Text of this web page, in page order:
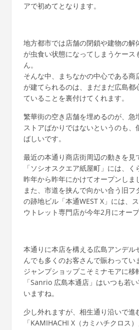
アで初めてとなります。
地方都市では店舗の閉鎖や建物の解
が虫食い状態になってしまうケース
ん。
そんな中、まちなかの中心である商
が建てられるのは、まだまだ広島都
ていることを裏付けてくれます。
繁華街の空き店舗を埋めるのが、急
ストアばかりではないというのも、
ばしいです。
最近の本通り商店街周辺の動きを見
「ソシオスクエア紙屋町」には、
昨年から昨年にかけてオープンしま
また、市道を挟んで向かい合う旧フ
の跡地ビル「本通WEST X」には、
ウトレット専門店が今年2月にオー
本通りに本店を構える広島アンデル
んでも多くのお客さんで賑わってい
ジャンプショップこそミナモアに移
「Sanrio 広島本通店」はいつも若
いますね。
少し外れますが、相生通り沿いで進
「KAMIHACHI X（カミハチクロス